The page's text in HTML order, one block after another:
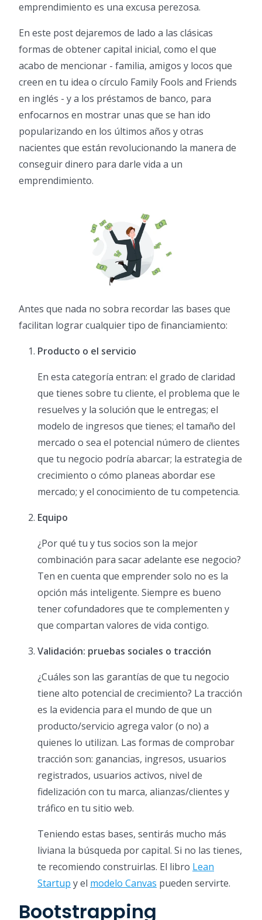
emprendimiento es una excusa perezosa.
En este post dejaremos de lado a las clásicas
formas de obtener capital inicial, como el que
acabo de mencionar - familia, amigos y locos que
creen en tu idea o círculo Family Fools and Friends
en inglés - y a los préstamos de banco, para
enfocarnos en mostrar unas que se han ido
popularizando en los últimos años y otras
nacientes que están revolucionando la manera de
conseguir dinero para darle vida a un
emprendimiento.
Antes que nada no sobra recordar las bases que
facilitan lograr cualquier tipo de financiamiento:
Producto o el servicio
En esta categoría entran: el grado de claridad
que tienes sobre tu cliente, el problema que le
resuelves y la solución que le entregas; el
modelo de ingresos que tienes; el tamaño del
mercado o sea el potencial número de clientes
que tu negocio podría abarcar; la estrategia de
crecimiento o cómo planeas abordar ese
mercado; y el conocimiento de tu competencia.
Equipo
¿Por qué tu y tus socios son la mejor
combinación para sacar adelante ese negocio?
Ten en cuenta que emprender solo no es la
opción más inteligente. Siempre es bueno
tener cofundadores que te complementen y
que compartan valores de vida contigo.
Validación: pruebas sociales o tracción
¿Cuáles son las garantías de que tu negocio
tiene alto potencial de crecimiento? La tracción
es la evidencia para el mundo de que un
producto/servicio agrega valor (o no) a
quienes lo utilizan. Las formas de comprobar
tracción son: ganancias, ingresos, usuarios
registrados, usuarios activos, nivel de
fidelización con tu marca, alianzas/clientes y
tráfico en tu sitio web.
Teniendo estas bases, sentirás mucho más
liviana la búsqueda por capital. Si no las tienes,
te recomiendo construirlas. El libro Lean
Startup y el modelo Canvas pueden servirte.
Bootstrapping